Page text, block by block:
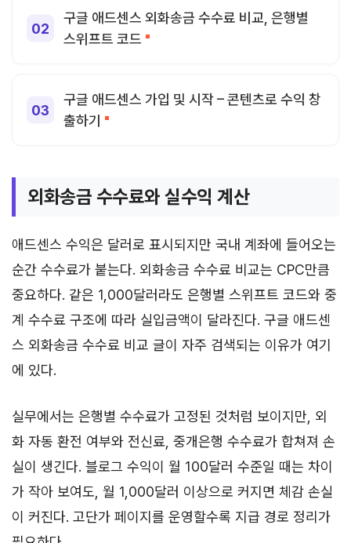
구글 애드센스 외화송금 수수료 비교, 은행별
스위프트 코드
구글 애드센스 가입 및 시작 – 콘텐츠로 수익 창
출하기
외화송금 수수료와 실수익 계산
애드센스 수익은 달러로 표시되지만 국내 계좌에 들어오는
순간 수수료가 붙는다. 외화송금 수수료 비교는 CPC만큼
중요하다. 같은 1,000달러라도 은행별 스위프트 코드와 중
계 수수료 구조에 따라 실입금액이 달라진다. 구글 애드센
스 외화송금 수수료 비교 글이 자주 검색되는 이유가 여기
에 있다.
실무에서는 은행별 수수료가 고정된 것처럼 보이지만, 외
화 자동 환전 여부와 전신료, 중개은행 수수료가 합쳐져 손
실이 생긴다. 블로그 수익이 월 100달러 수준일 때는 차이
가 작아 보여도, 월 1,000달러 이상으로 커지면 체감 손실
이 커진다. 고단가 페이지를 운영할수록 지급 경로 정리가